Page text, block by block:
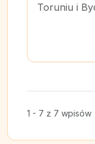
Toruniu i
1 - 7 z 7 wpisów